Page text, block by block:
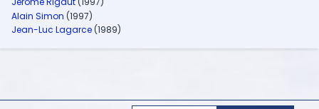
Alain Simon (1997)
Jean-Luc Lagarce (1989)